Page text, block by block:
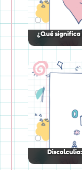
¿Qué